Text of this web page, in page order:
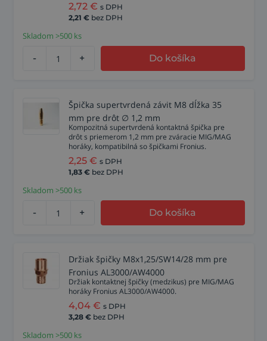
2,72 € s DPH
2,21 € bez DPH
Skladom >500 ks
- + Do košíka
Špička supertvrdená závit M8 dĺžka 35
mm pre drôt ∅ 1,2 mm
Kompozitná supertvrdená kontaktná špička pre
drôt s priemerom 1,2 mm pre zváracie MIG/MAG
horáky, kompatibilná so špičkami Fronius.
2,25 € s DPH
1,83 € bez DPH
Skladom >500 ks
- + Do košíka
Držiak špičky M8x1,25/SW14/28 mm pre
Fronius AL3000/AW4000
Držiak kontaktnej špičky (medzikus) pre MIG/MAG
horáky Fronius AL3000/AW4000.
4,04 € s DPH
3,28 € bez DPH
Skladom >500 ks